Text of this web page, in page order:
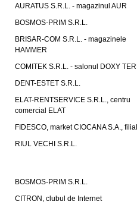
AURATUS S.R.L. - magazinul AUR
BOSMOS-PRIM S.R.L.
BRISAR-COM S.R.L. - magazinele
HAMMER
COMITEK S.R.L. - salonul DOXY
DENT-ESTET S.R.L.
ELAT-RENTSERVICE S.R.L., centru
comercial ELAT
FIDESCO, market CIOCANA S.A.,
RIUL VECHI S.R.L.
BOSMOS-PRIM S.R.L.
CITRON, clubul de Internet